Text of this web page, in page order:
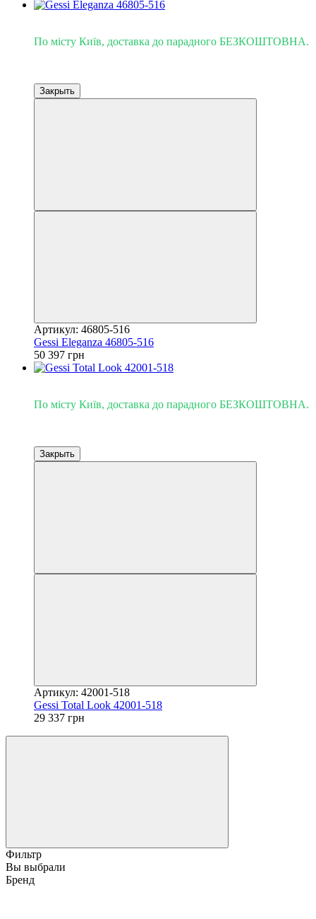
По місту Київ, доставка до парадного БЕЗКОШТОВНА.
Закрыть
Артикул: 46805-516
Gessi Eleganza 46805-516
50 397 грн
По місту Київ, доставка до парадного БЕЗКОШТОВНА.
Закрыть
Артикул: 42001-518
Gessi Total Look 42001-518
29 337 грн
Фильтр
Вы выбрали
Бренд